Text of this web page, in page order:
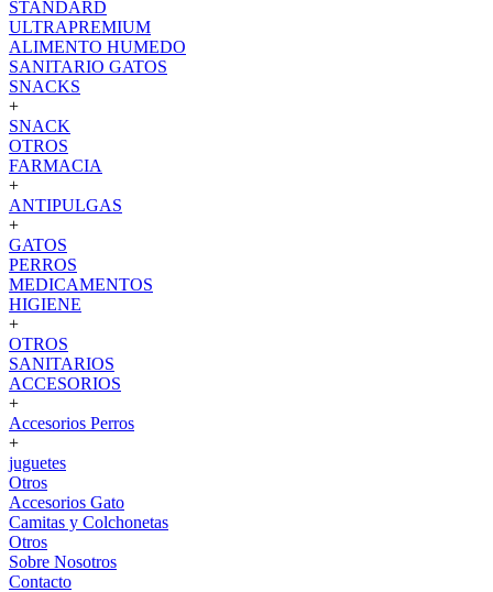
STANDARD
ULTRAPREMIUM
ALIMENTO HUMEDO
SANITARIO GATOS
SNACKS
+
SNACK
OTROS
FARMACIA
+
ANTIPULGAS
+
GATOS
PERROS
MEDICAMENTOS
HIGIENE
+
OTROS
SANITARIOS
ACCESORIOS
+
Accesorios Perros
+
juguetes
Otros
Accesorios Gato
Camitas y Colchonetas
Otros
Sobre Nosotros
Contacto